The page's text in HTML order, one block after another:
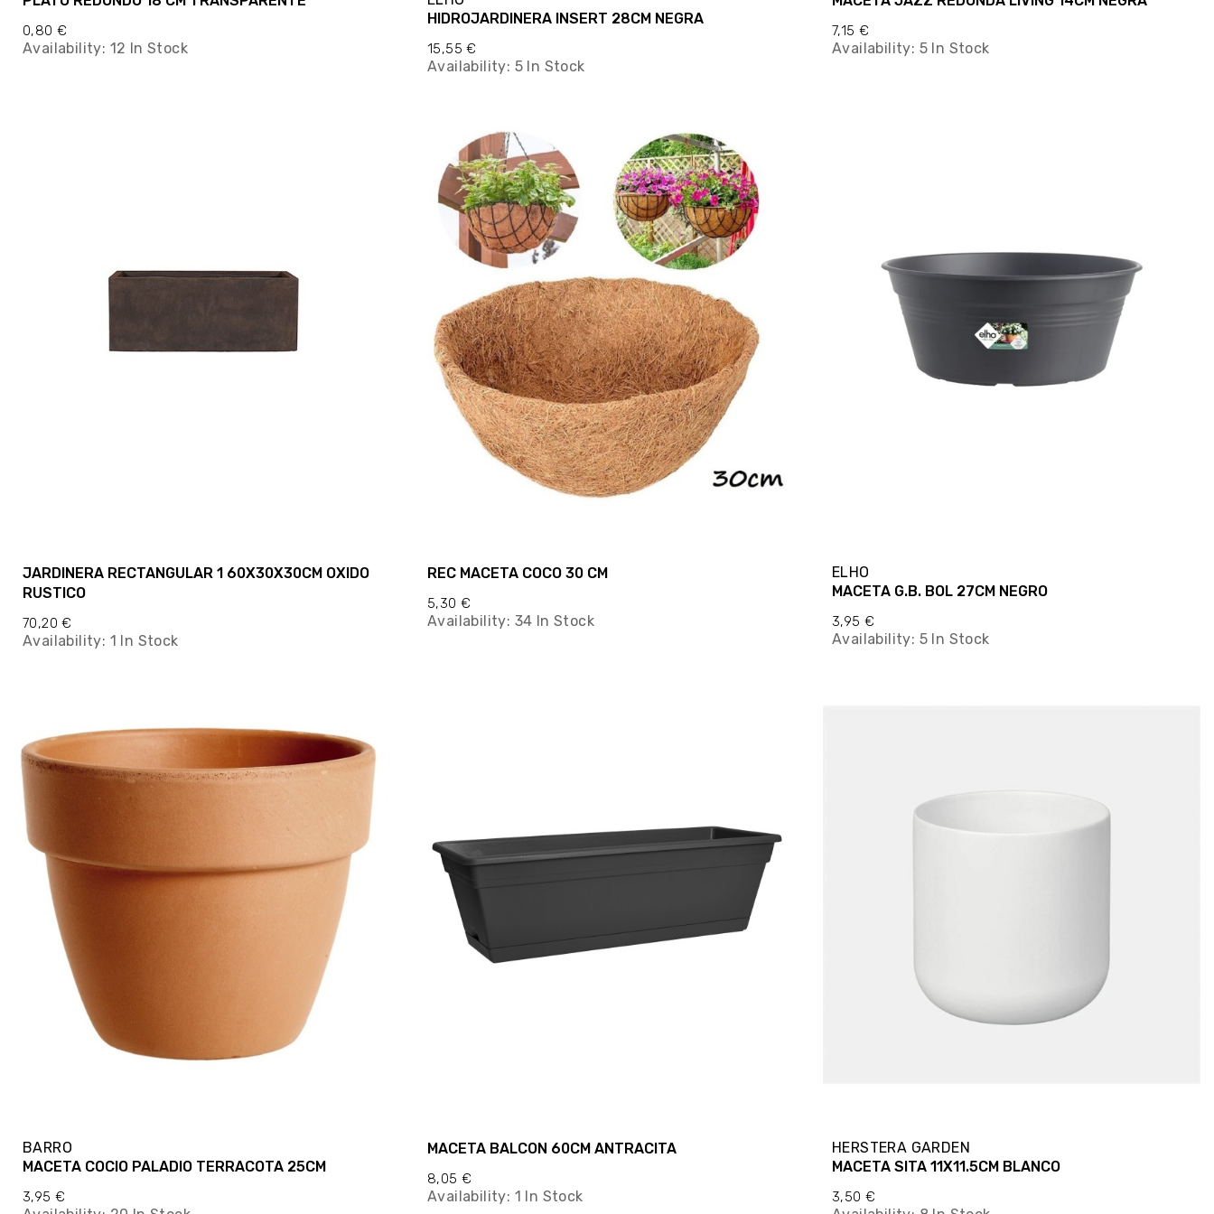
0,80 €
Availability: 12 In Stock
HIDROJARDINERA INSERT 28CM NEGRA
15,55 €
Availability: 5 In Stock
7,15 €
Availability: 5 In Stock
JARDINERA RECTANGULAR 1 60X30X30CM OXIDO
RUSTICO
70,20 €
Availability: 1 In Stock
REC MACETA COCO 30 CM
5,30 €
Availability: 34 In Stock
ELHO
MACETA G.B. BOL 27CM NEGRO
3,95 €
Availability: 5 In Stock
BARRO
MACETA COCIO PALADIO TERRACOTA 25CM
3,95 €
MACETA BALCON 60CM ANTRACITA
8,05 €
Availability: 1 In Stock
HERSTERA GARDEN
MACETA SITA 11X11.5CM BLANCO
3,50 €